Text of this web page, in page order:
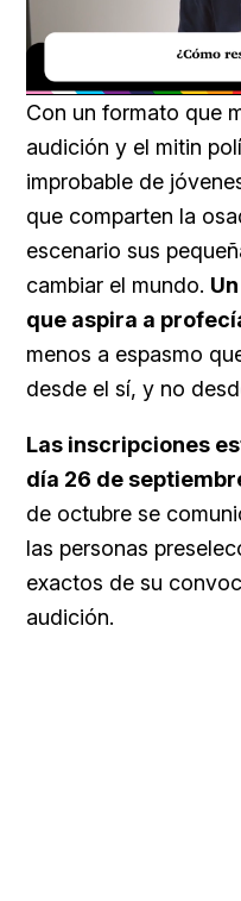
Unmute
Con un formato que
audición y el mitin
improbable de
que comparten la
escenario sus
cambiar el mundo.
que aspira a
menos a espasmo
desde el sí, y no
Las inscripciones
día 26 de
de octubre se
las personas
exactos de su
audición.